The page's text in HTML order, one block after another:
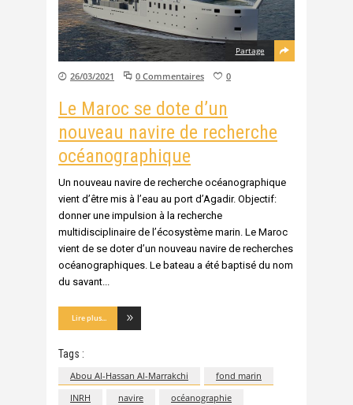
Partage
26/03/2021 0 Commentaires 0
Le Maroc se dote d’un
nouveau navire de recherche
océanographique
Un nouveau navire de recherche océanographique
vient d’être mis à l’eau au port d’Agadir. Objectif:
donner une impulsion à la recherche
multidisciplinaire de l’écosystème marin. Le Maroc
vient de se doter d’un nouveau navire de recherches
océanographiques. Le bateau a été baptisé du nom
du savant
Lire plus...
Tags :
Abou Al-Hassan Al-Marrakchi
fond marin
INRH
navire
océanographie